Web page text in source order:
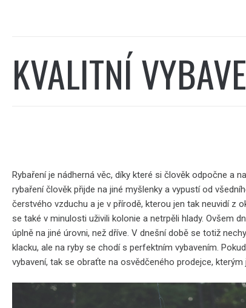
KVALITNÍ
Rybaření je nádherná věc, díky které si člověk odpočne a
rybaření člověk přijde na jiné myšlenky a vypustí od
čerstvého vzduchu a je v přírodě, kterou jen tak neuvidí z
se také v minulosti uživili kolonie a netrpěli hlady. Ovšem
úplně na jiné úrovni, než dříve. V dnešní době se totiž
klacku, ale na ryby se chodí s perfektním vybavením.
vybavení, tak se obraťte na osvědčeného prodejce, kterým